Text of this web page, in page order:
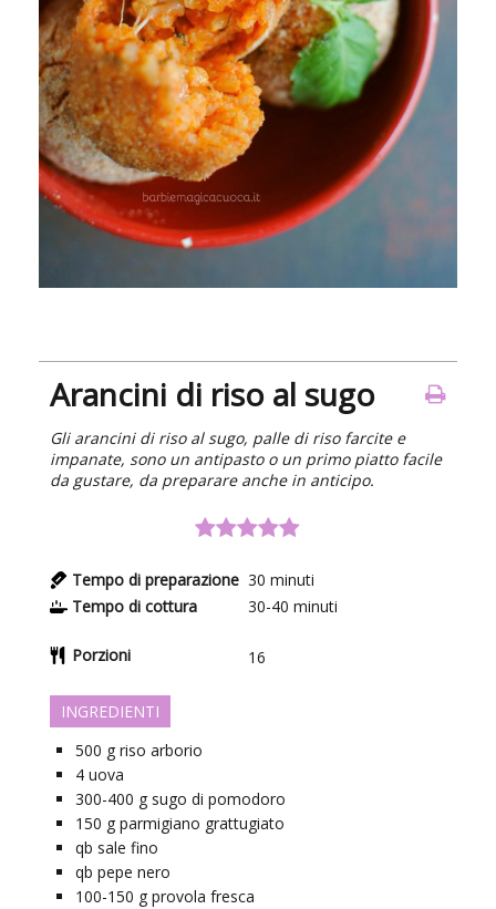
Arancini di riso al sugo
Gli arancini di riso al sugo, palle di riso farcite e
impanate, sono un antipasto o un primo piatto facile
da gustare, da preparare anche in anticipo.
Tempo di preparazione 30 minuti
Tempo di cottura
30-40 minuti
Porzioni 16
INGREDIENTI
500 g riso arborio
4 uova
300-400 g sugo di pomodoro
150 g parmigiano grattugiato
qb sale fino
qb pepe nero
100-150 g provola fresca